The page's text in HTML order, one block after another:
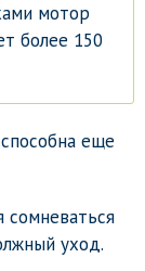
мотор
более 150
еще
сомневаться
уход.